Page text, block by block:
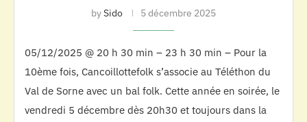
bySido 5 décembre 2025
05/12/2025 @ 20 h 30 min – 23 h 30 min – Pour la
10ème fois, Cancoillottefolk s’associe au Téléthon du
Val de Sorne avec un bal folk. Cette année en soirée, le
vendredi 5 décembre dès 20h30 et toujours dans la